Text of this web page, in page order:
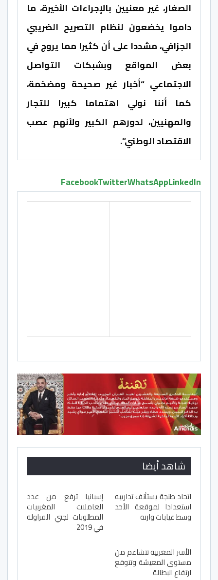
الصغار، غير معنيين بالإجراءات الأخيرة، ما
داموا يخضعون لنظام التصريح الضريبي
الجزافي، مشددا على أن كثيرا مما يروج في
بعض المواقع وبشبكات التواصل
الاجتماعي “أخبار غير صحيحة ومضخمة،
كما أننا نولي اهتماما كبيرا للتجار
والمهنيين، لدورهم الكبير ولأنهم عصب
الاقتصاد الوطني”.
FacebookTwitterWhatsAppLinkedIn
شاهد أيضا
اتحاد طنجة يستأنف تداريبه
استعدادا لموقعة الأحد
وسط غيابات وازنة
إسبانيا ترفع من عدد
العاملات المغربيات
المطلوبات لجني الفراولة
في 2019
الأسر المغربية تتشاءم من
مستوى المعيشة وتتوقع
ارتفاع البطالة